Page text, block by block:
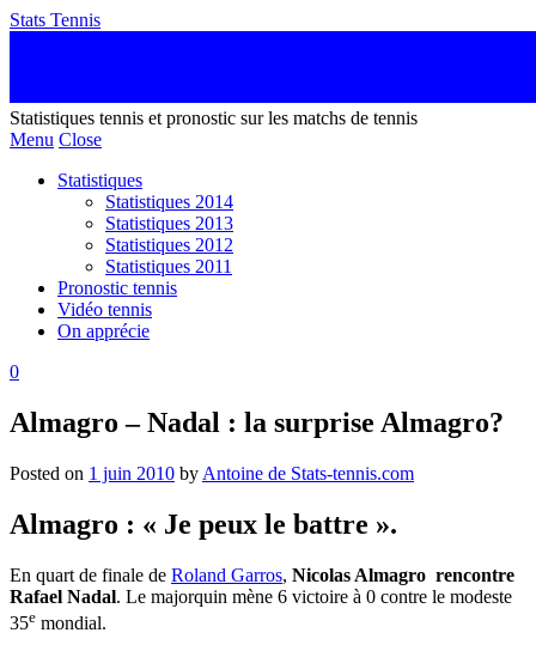
Stats Tennis
Statistiques tennis et pronostic sur les matchs de tennis
Menu Close
Statistiques
Statistiques 2014
Statistiques 2013
Statistiques 2012
Statistiques 2011
Pronostic tennis
Vidéo tennis
On apprécie
0
Almagro – Nadal : la surprise Almagro?
Posted on 1 juin 2010 by Antoine de Stats-tennis.com
Almagro : « Je peux le battre ».
En quart de finale de Roland Garros, Nicolas Almagro rencontre
Rafael Nadal. Le majorquin mène 6 victoire à 0 contre le modeste
35e mondial.